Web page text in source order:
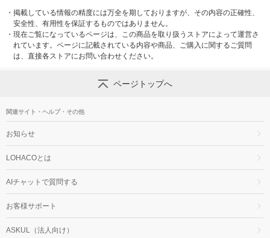
・ 掲載している情報の精度には万全を期しておりますが、その内容の正確性、
安全性、有用性を保証するものではありません。
・ 現在ご覧になっているページは、この商品を取り扱うストアによって運営さ
れています。ページに記載されている内容や商品、ご購入に関するご質問
は、直接各ストアにお問い合わせください。
ページトップへ
関連サイト・ヘルプ・その他
お知らせ
LOHACOとは
AIチャットで質問する
お客様サポート
ASKUL（法人向け）